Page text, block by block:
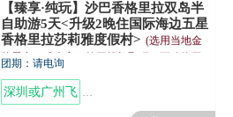
【臻享·纯玩】沙巴香格里拉双岛半
自助游5天<升级2晚住国际海边五星
香格里拉莎莉雅度假村> (选用当地金
牌景点，成本高，绝无投机取巧，不购物无
团期：请电询
深圳或广州飞 沙巴最佳好评国际五星酒店